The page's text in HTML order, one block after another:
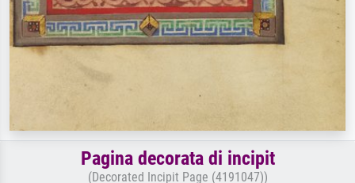
Pagina decorata di incipit
(Decorated Incipit Page (4191047))